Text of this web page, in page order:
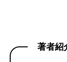
著者紹